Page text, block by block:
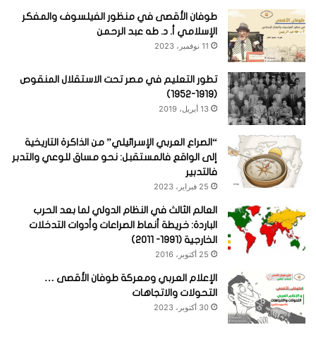
طوفان الأقصى في منظور الفيلسوف والمفكر
الإسلامي أ. د. طه عبد الرحمن
11 نوفمبر، 2023
تطور التعليم في مصر تحت الاستقلال المنقوص
(1919-1952)
13 أبريل، 2019
“الصراع العربي الإسرائيلي” من الذاكرة التاريخية
إلى الواقع فالمستقبل: نحو مساق للوعي والتدبر
فالتدبير
25 فبراير، 2023
العالم الثالث في النظام الدولي لما بعد الحرب
الباردة: خريطة أنماط الصراعات وأدوات التدخلات
الخارجية (1991- 2011)
25 أكتوبر، 2016
الإعلام العربي ومعركة طوفان الأقصى …
التحولات والاتجاهات
30 أكتوبر، 2023